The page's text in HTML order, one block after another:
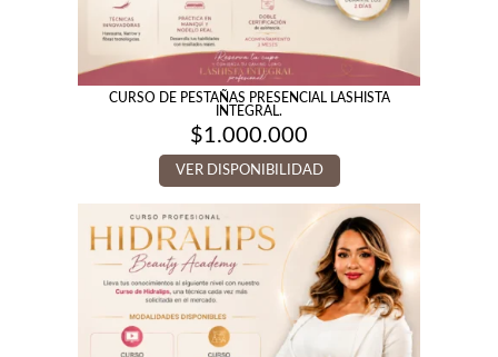
CURSO DE PESTAÑAS PRESENCIAL LASHISTA
INTEGRAL.
$1.000.000
VER DISPONIBILIDAD